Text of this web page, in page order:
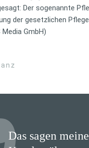
Der sogenannte
der gesetzlichen
Media GmbH)
Das sagen meine